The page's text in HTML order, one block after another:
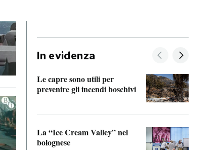
In evidenza
Le capre sono utili per
prevenire gli incendi boschivi
La “Ice Cream Valley” nel
bolognese